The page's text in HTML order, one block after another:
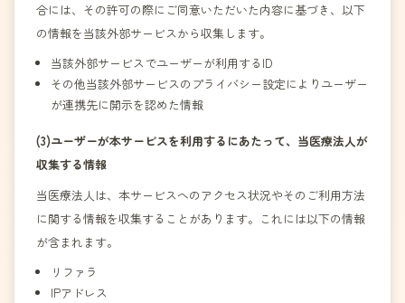
合には、その許可の際にご同意いただいた内容に基づき、以下
の情報を当該外部サービスから収集します。
当該外部サービスでユーザーが利用するID
その他当該外部サービスのプライバシー設定によりユーザー
が連携先に開示を認めた情報
(3)ユーザーが本サービスを利用するにあたって、当医療法人が
収集する情報
当医療法人は、本サービスへのアクセス状況やそのご利用方法
に関する情報を収集することがあります。これには以下の情報
が含まれます。
リファラ
IPアドレス